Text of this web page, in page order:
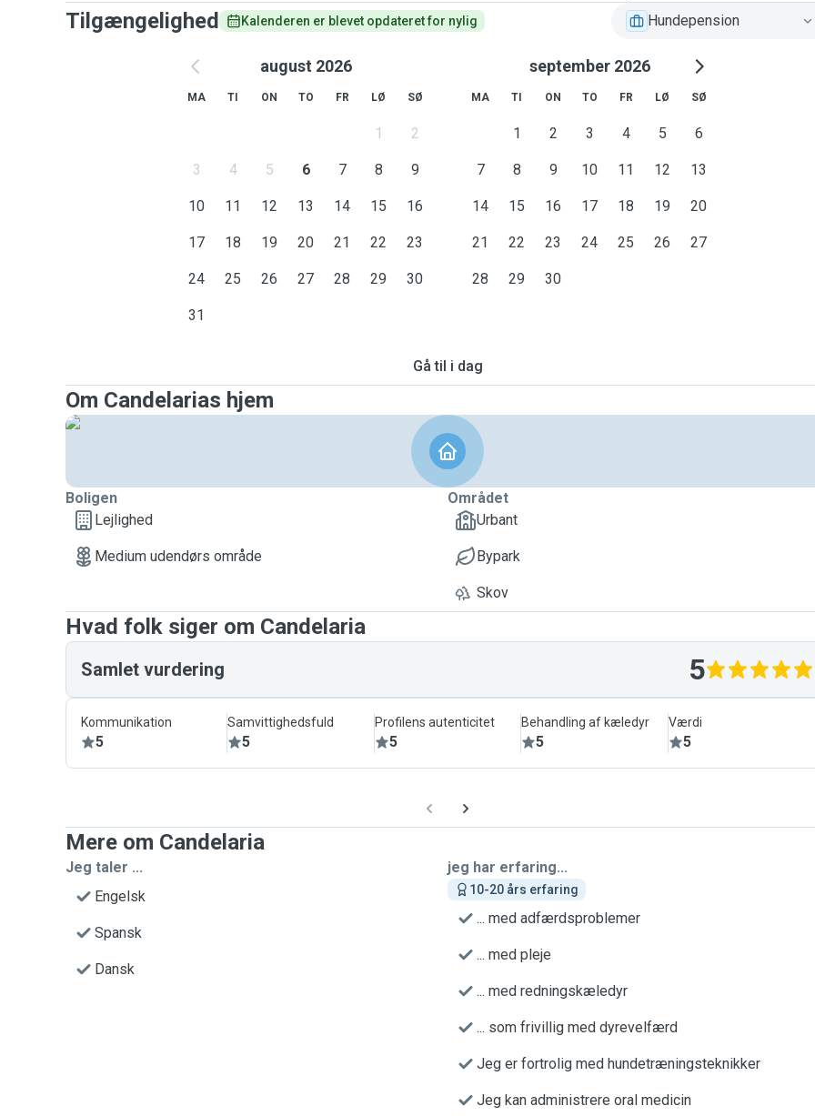
Tilgængelighed Kalenderen er blevet opdateret for nylig Hundepension
august 2026
MA TI ON TO FR LØ SØ
1 2
3 4 5 6 7 8 9
10 11 12 13 14 15 16
17 18 19 20 21 22 23
24 25 26 27 28 29 30
31
september 2026
MA TI ON TO FR LØ SØ
1 2 3 4 5 6
7 8 9 10 11 12 13
14 15 16 17 18 19 20
21 22 23 24 25 26 27
28 29 30
Gå til i dag
Om Candelarias hjem
Boligen
Lejlighed
Medium udendørs område
Området
Urbant
Bypark
Skov
Hvad folk siger om Candelaria
Samlet vurdering 5
Kommunikation
5
Samvittighedsfuld
5
Profilens autenticitet
5
Behandling af kæledyr
5
Værdi
5
Mere om Candelaria
Jeg taler ...
Engelsk
Spansk
Dansk
jeg har erfaring...
10-20 års erfaring
... med adfærdsproblemer
... med pleje
... med redningskæledyr
... som frivillig med dyrevelfærd
Jeg er fortrolig med hundetræningsteknikker
Jeg kan administrere oral medicin